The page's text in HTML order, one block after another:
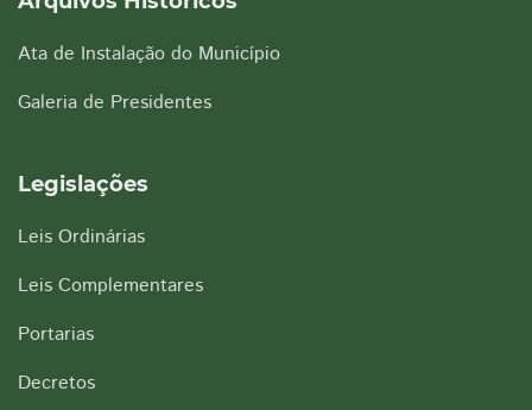
Ata de Instalação do Município
Galeria de Presidentes
Legislações
Leis Ordinárias
Leis Complementares
Portarias
Decretos